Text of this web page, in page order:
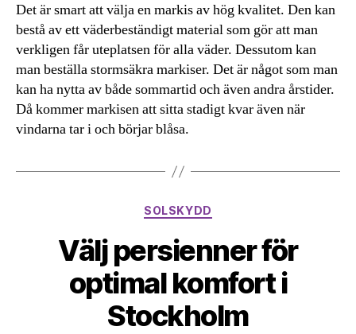
Det är smart att välja en markis av hög kvalitet. Den kan
bestå av ett väderbeständigt material som gör att man
verkligen får uteplatsen för alla väder. Dessutom kan
man beställa stormsäkra markiser. Det är något som man
kan ha nytta av både sommartid och även andra årstider.
Då kommer markisen att sitta stadigt kvar även när
vindarna tar i och börjar blåsa.
Kategorier
SOLSKYDD
Välj persienner för
optimal komfort i
Stockholm